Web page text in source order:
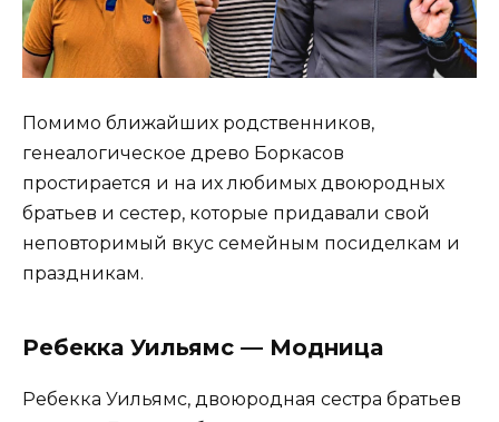
Помимо ближайших родственников,
генеалогическое древо Боркасов
простирается и на их любимых двоюродных
братьев и сестер, которые придавали свой
неповторимый вкус семейным посиделкам и
праздникам.
Ребекка Уильямс — Модница
Ребекка Уильямс, двоюродная сестра братьев